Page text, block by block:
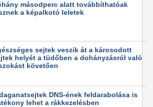
másodperc alatt továbbíthatóak
a képalkotó leletek
sejtek veszik át a károsodott
helyét a tüdőben a dohányzásról való
követően
DNS-ének feldarabolása is
lehet a rákkezelésben